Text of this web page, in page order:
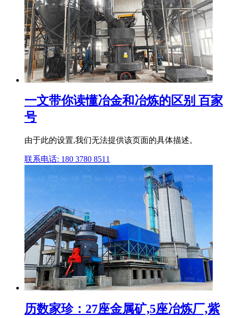
一文带你读懂冶金和冶炼的区别 百家
号
由于此的设置,我们无法提供该页面的具体描述。
联系电话: 180 3780 8511
历数家珍：27座金属矿,5座冶炼厂,紫